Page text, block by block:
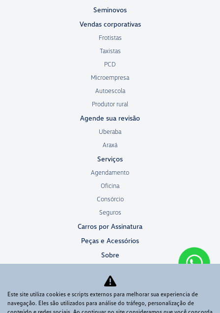
Seminovos
Vendas corporativas
Frotistas
Taxistas
PCD
Microempresa
Autoescola
Produtor rural
Agende sua revisão
Uberaba
Araxá
Serviços
Agendamento
Oficina
Consórcio
Seguros
Carros por Assinatura
Peças e Acessórios
Sobre
Fale conosco
Trabalhe conosco
Política de privacidade
Este site utiliza cookies e scripts externos para melhorar sua experiencia de
navegação. Eles são utilizados para análise do tráfego, personalização de